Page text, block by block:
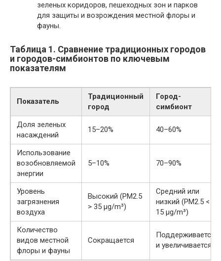
зеленых коридоров, пешеходных зон и парков
для защиты и возрождения местной флоры и
фауны.
Таблица 1. Сравнение традиционных городов
и городов-симбионтов по ключевым
показателям
Показатель
Традиционный
город
Город-
симбионт
Доля зеленых
насаждений
15–20% 40–60%
Использование
возобновляемой
энергии
5–10% 70–90%
Уровень
загрязнения
воздуха
Высокий (PM2.5
> 35 µg/m³)
Средний или
низкий (PM2.5 <
15 µg/m³)
Количество
видов местной
флоры и фауны
Сокращается
Поддерживается
и увеличивается